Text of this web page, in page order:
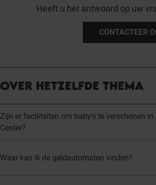
Heeft u het antwoord op uw
CONTACTEER
OVER HETZELFDE THEMA
Zijn er faciliteiten om baby's te verschonen
Center?
Waar kan ik de geldautomaten vinden?